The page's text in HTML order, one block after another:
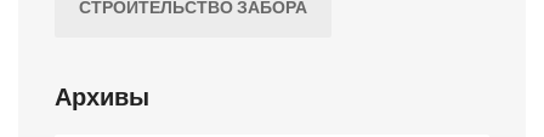
СТРОИТЕЛЬСТВО ЗАБОРА
Архивы